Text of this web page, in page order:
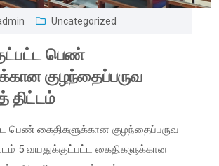
Uncategorized
பெண்
குழந்தைப்பருவ
திட்டம்
பெண் கைதிகளுக்கான குழந்தைப்பருவ
5 வயதுக்குட்பட்ட கைதிகளுக்கான